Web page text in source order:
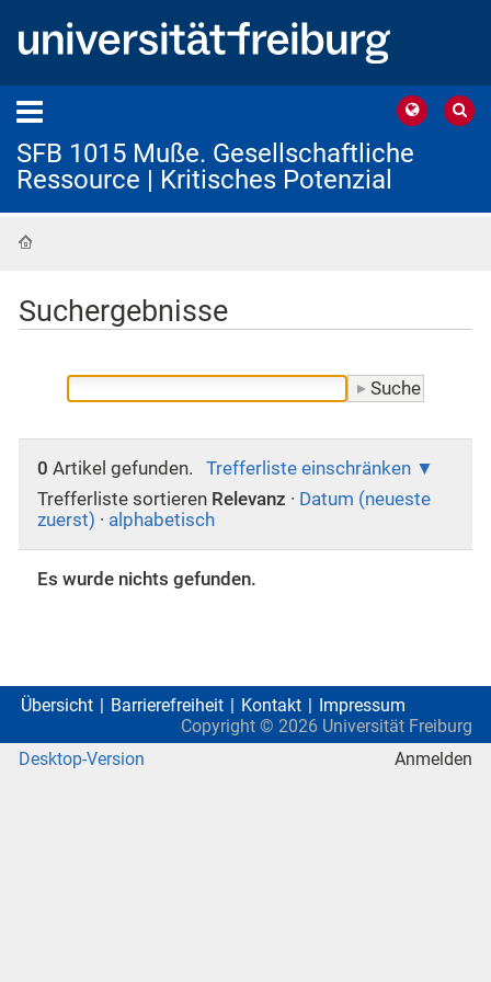
SFB 1015 Muße. Gesellschaftliche
Ressource | Kritisches Potenzial
Suchergebnisse
0 Artikel gefunden.
Trefferliste einschränken
Trefferliste sortieren Relevanz · Datum (neueste
zuerst) · alphabetisch
Es wurde nichts gefunden.
Übersicht Barrierefreiheit Kontakt
Impressum
Copyright © 2026 Universität Freiburg
Desktop-Version
Anmelden